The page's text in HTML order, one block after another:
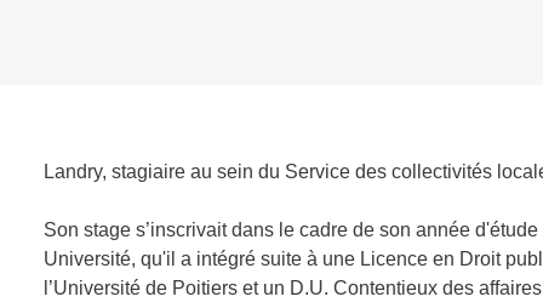
Landry, stagiaire au sein du Service des collectivités
Son stage s’inscrivait dans le cadre de son année
Université, qu'il a intégré suite à une Licence en Droit
l’Université de Poitiers et un D.U. Contentieux des